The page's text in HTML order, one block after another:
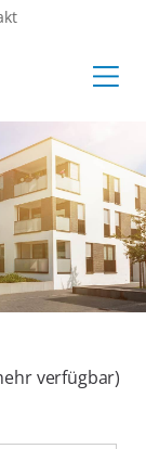
verfügbar)